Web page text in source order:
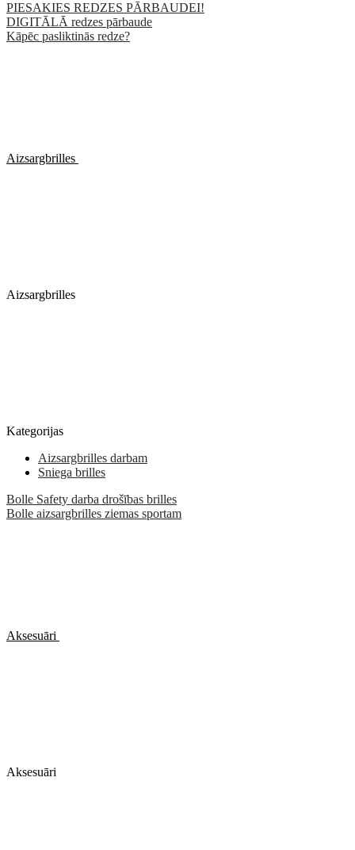
PIESAKIES REDZES PĀRBAUDEI!
DIGITĀLĀ redzes pārbaude
Kāpēc pasliktinās redze?
Aizsargbrilles
Aizsargbrilles
Kategorijas
Aizsargbrilles darbam
Sniega brilles
Bolle Safety darba drošības brilles
Bolle aizsargbrilles ziemas sportam
Aksesuāri
Aksesuāri